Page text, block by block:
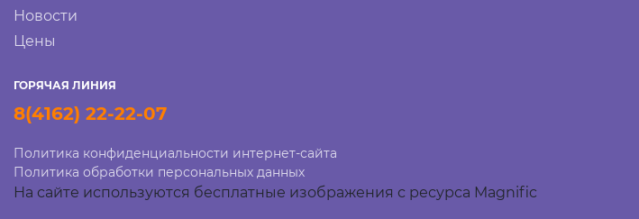
Новости
Цены
ГОРЯЧАЯ ЛИНИЯ
8(4162) 22-22-07
Политика конфиденциальности интернет-сайта
Политика обработки персональных данных
На сайте используются бесплатные изображения с ресурса Magnific